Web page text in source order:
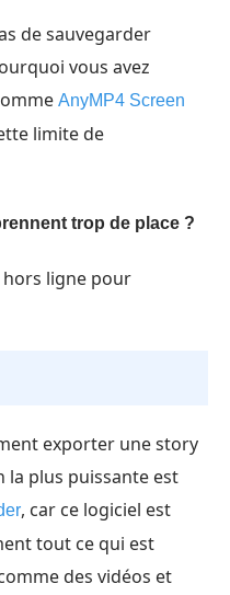
de sauvegarder
vous avez
AnyMP4 Screen
limite de
trop de place ?
hors ligne pour
exporter une story
la plus puissante est
, car ce logiciel est
tout ce qui est
des vidéos et